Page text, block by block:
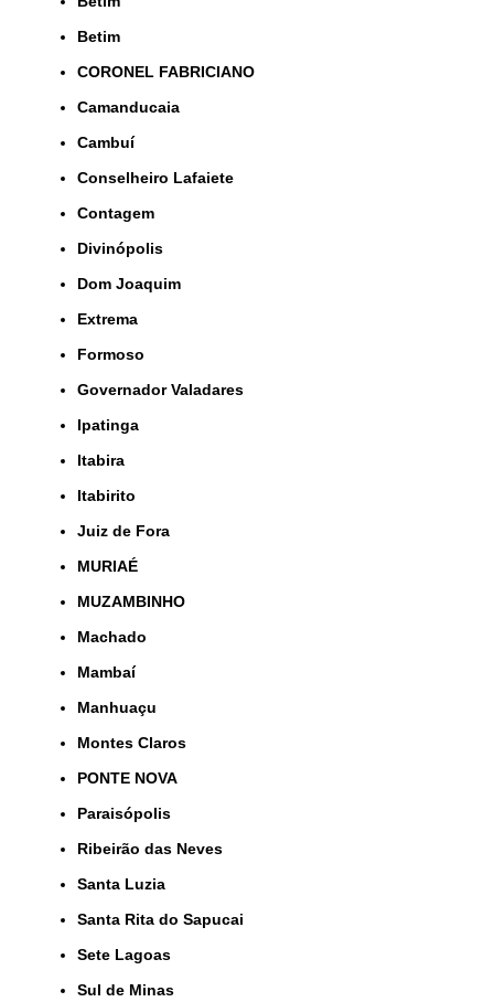
Betim
CORONEL FABRICIANO
Camanducaia
Cambuí
Conselheiro Lafaiete
Contagem
Divinópolis
Dom Joaquim
Extrema
Formoso
Governador Valadares
Ipatinga
Itabira
Itabirito
Juiz de Fora
MURIAÉ
MUZAMBINHO
Machado
Mambaí
Manhuaçu
Montes Claros
PONTE NOVA
Paraisópolis
Ribeirão das Neves
Santa Luzia
Santa Rita do Sapucai
Sete Lagoas
Sul de Minas